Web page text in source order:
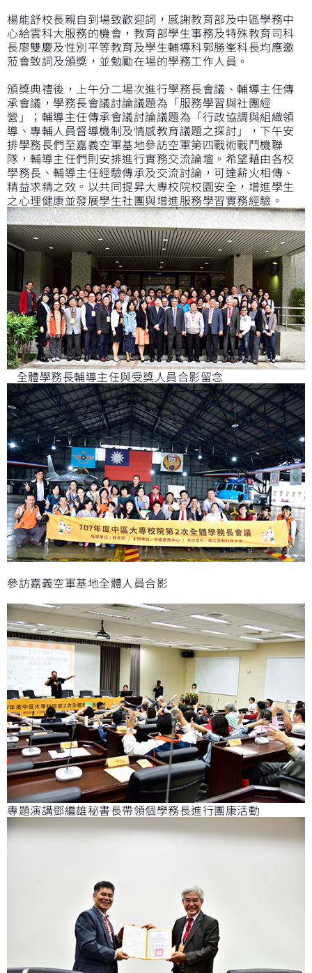
楊能舒校長親自到場致歡迎詞，感謝教育部及中區學務中
心給雲科大服務的機會，教育部學生事務及特殊教育司科
長廖雙慶及性別平等教育及學生輔導科郭勝峯科長均應邀
蒞會致詞及頒獎，並勉勵在場的學務工作人員。
頒獎典禮後，上午分二場次進行學務長會議、輔導主任傳
承會議，學務長會議討論議題為「服務學習與社團經
營」；輔導主任傳承會議討論議題為「行政協調與組織領
導、專輔人員督導機制及情感教育議題之探討」，下午安
排學務長們至嘉義空軍基地參訪空軍第四戰術戰鬥機聯
隊，輔導主任們則安排進行實務交流論壇。希望藉由各校
學務長、輔導主任經驗傳承及交流討論，可達薪火相傳、
精益求精之效。以共同提昇大專校院校園安全，增進學生
之心理健康並發展學生社團與增進服務學習實務經驗。
全體學務長輔導主任與受獎人員合影留念
參訪嘉義空軍基地全體人員合影
專題演講鄧繼雄秘書長帶領個學務長進行團康活動